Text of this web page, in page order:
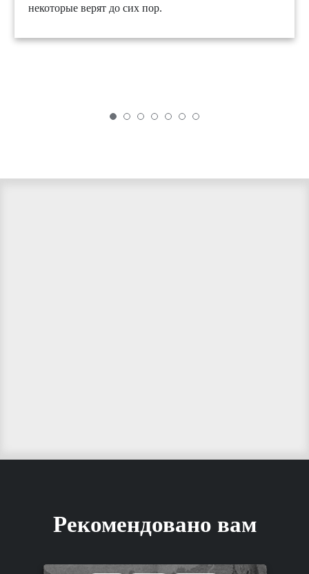
некоторые верят до сих пор.
Рекомендовано вам